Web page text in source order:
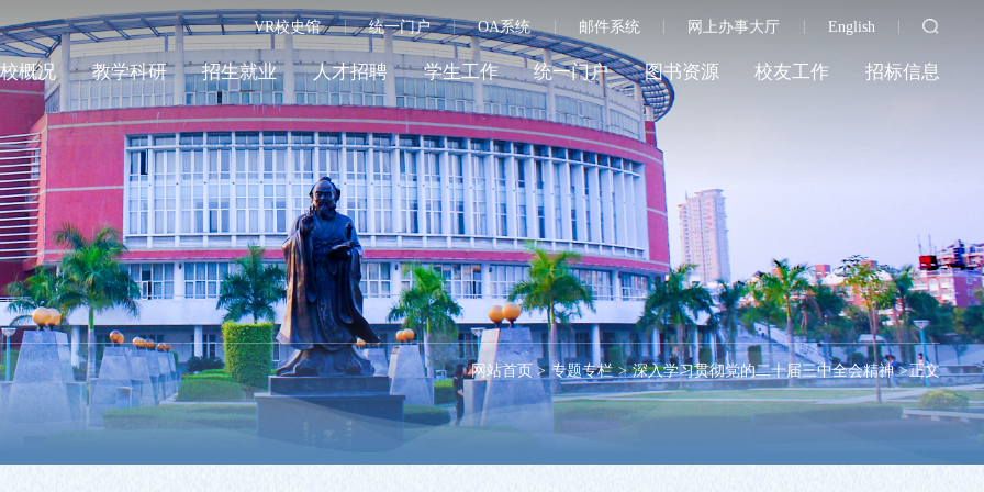
VR校史馆 统一门户 OA系统 邮件系统 网上办事大厅 English
概况 教学科研 招生就业 人才招聘 学生工作 统一门户 图书资源 校友工作 招标信息
网站首页 > 专题专栏 > 深入学习贯彻党的二十届三中全会精神 >正文